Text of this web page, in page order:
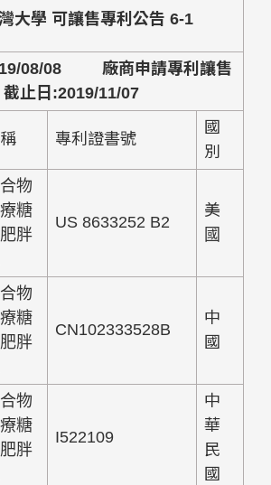
大學 可讓售專利公告 6-1
08/08 廠商申請專利讓售
截止日:2019/11/07
專利證書號
國
別
物
糖
胖
US 8633252 B2
美
國
物
糖
胖
CN102333528B
中
國
物
糖
胖
I522109
中
華
民
國